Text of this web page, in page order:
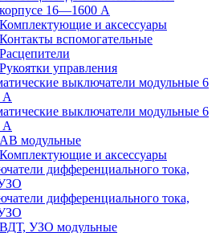
корпусе 16—1600 А
Комплектующие и аксессуары
Контакты вспомогательные
Расцепители
Рукоятки управления
выключатели модульные 6
А
выключатели модульные 6
А
АВ модульные
Комплектующие и аксессуары
дифференциального тока,
дифференциального тока,
ВДТ, УЗО модульные